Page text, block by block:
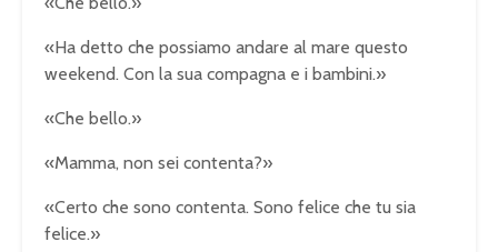
«Ha detto che possiamo andare al mare questo
weekend. Con la sua compagna e i bambini.»
«Che bello.»
«Mamma, non sei contenta?»
«Certo che sono contenta. Sono felice che tu sia
felice.»